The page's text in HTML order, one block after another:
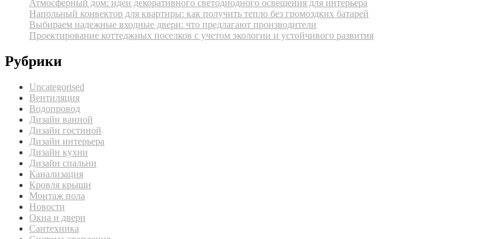
Атмосферный дом: идеи декоративного светодиодного освещения для интерьера
Напольный конвектор для квартиры: как получить тепло без громоздких батарей
Выбираем надежные входные двери: что предлагают производители
Проектирование коттеджных поселков с учетом экологии и устойчивого развития
Рубрики
Uncategorised
Вентиляция
Водопровод
Дизайн ванной
Дизайн гостиной
Дизайн интерьера
Дизайн кухни
Дизайн спальни
Канализация
Кровля крыши
Монтаж пола
Новости
Окна и двери
Сантехника